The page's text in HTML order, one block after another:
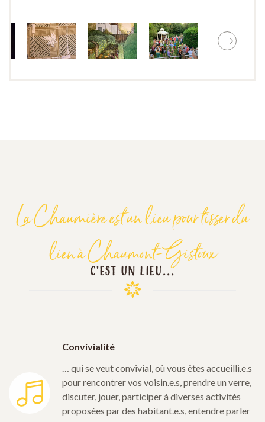
La Chaumière est un lieu pour tisser du
lien à Chaumont-Gistoux
C'EST UN LIEU...
Convivialité
… qui se veut convivial, où vous êtes accueilli.e.s
pour rencontrer vos voisin.e.s, prendre un verre,
discuter, jouer, participer à diverses activités
proposées par des habitant.e.s, entendre parler